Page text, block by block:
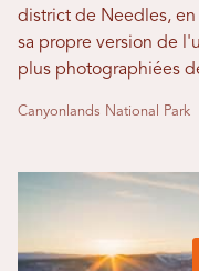
district de Needles,
sa propre version de
plus photographiées
Canyonlands National Park